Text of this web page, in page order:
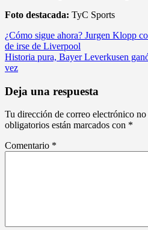
Foto destacada: TyC Sports
Navegación
de
entradas
¿Cómo sigue ahora? Jurgen Klopp
de irse de Liverpool
Historia pura, Bayer Leverkusen
vez
Deja una respuesta
Tu dirección de correo electrónico no
obligatorios están marcados con *
Comentario *